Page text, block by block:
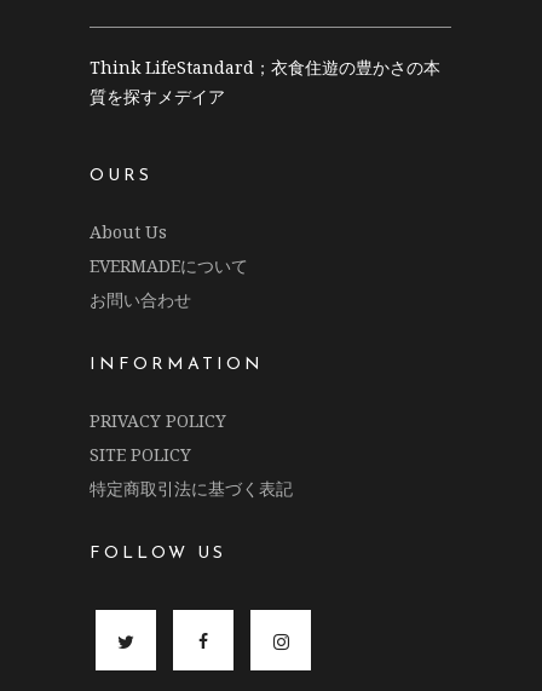
Think LifeStandard；衣食住遊の豊かさの本
質を探すメデイア
OURS
About Us
EVERMADEについて
お問い合わせ
INFORMATION
PRIVACY POLICY
SITE POLICY
特定商取引法に基づく表記
FOLLOW US